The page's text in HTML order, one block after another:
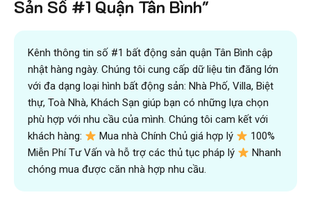
Sản Số #1 Quận Tân Bình"
Kênh thông tin số #1 bất động sản quận Tân Bình cập
nhật hàng ngày. Chúng tôi cung cấp dữ liệu tin đăng lớn
với đa dạng loại hình bất động sản: Nhà Phố, Villa, Biệt
thự, Toà Nhà, Khách Sạn giúp bạn có những lựa chọn
phù hợp với nhu cầu của mình. Chúng tôi cam kết với
khách hàng:
Mua nhà Chính Chủ giá hợp lý
100%
Miễn Phí Tư Vấn và hỗ trợ các thủ tục pháp lý
Nhanh
chóng mua được căn nhà hợp nhu cầu.